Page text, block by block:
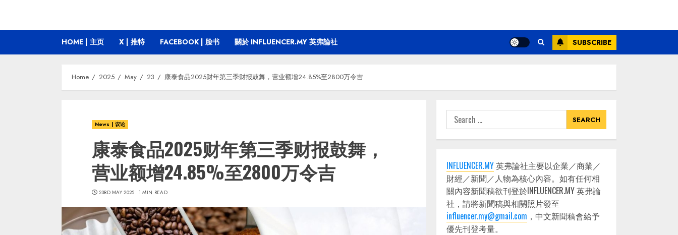
HOME | 主页 X | 推特 FACEBOOK | 脸书 關於 INFLUENCER.MY 英弗論社 SUBSCRIBE
Home 2025 May 23 康泰食品2025财年第三季财报鼓舞，营业额增24.85%至2800万令吉
News | 议论
康泰食品2025财年第三季财报鼓舞，
营业额增24.85%至2800万令吉
23RD MAY 2025 1 MIN READ
Search
for:
INFLUENCER.MY英弗論社主要以企業／商業／
財經／新聞／人物為核心內容。如有任何相
關內容新聞稿欲刊登於INFLUENCER.MY 英弗論
社，請將新聞稿與相關照片發至
influencer.my@gmail.com ，中文新聞稿會給予
優先刊登考量。